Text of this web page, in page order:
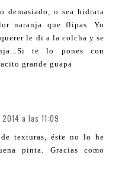
demasiado, o sea hidrata
naranja que flipas. Yo
le di a la colcha y se
te lo pones con
grande guapa
a las 11:09
texturas, éste no lo he
pinta. Gracias como